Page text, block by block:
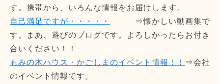
す。携帯から、いろんな情報をお届けします。
自己満足ですが・・・・・
⇒懐かしい動画集で
す。まあ、遊びのブログです。よろしかったらお付き
合いください！！
もみの木ハウス・かごしまのイベント情報！！ ⇒会社
のイベント情報です。